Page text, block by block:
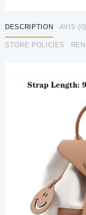
DESCRIPTION AVIS (0)
STORE POLICIES